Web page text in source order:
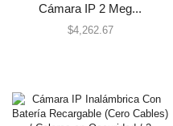
Lutron
Lutron Caseta Wireless
Termostatos
Cables
Cámara IP 2 Meg...
$4,262.67